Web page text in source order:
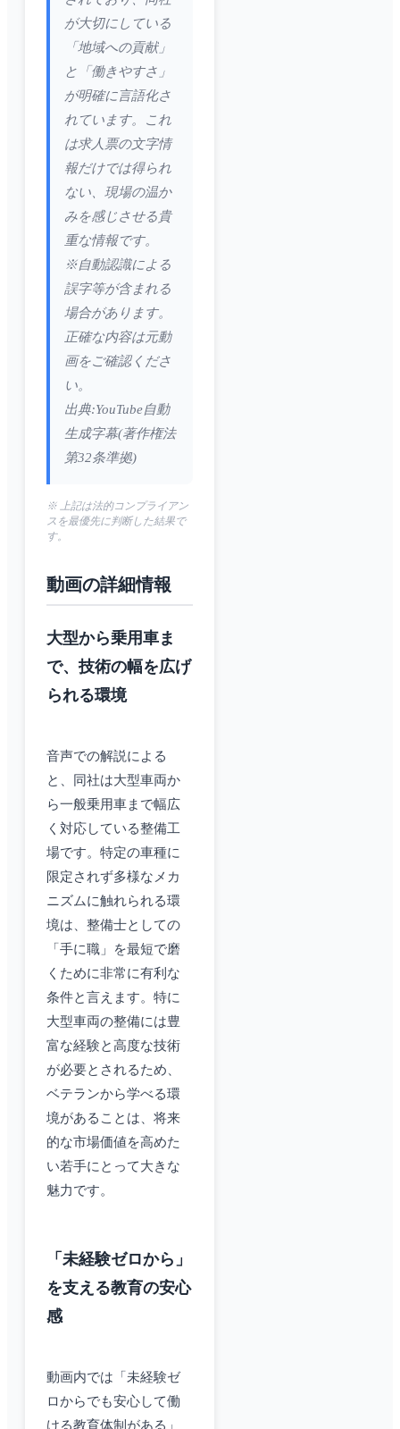
が大切にしている
「地域への貢献」
と「働きやすさ」
が明確に言語化さ
れています。これ
は求人票の文字情
報だけでは得られ
ない、現場の温か
みを感じさせる貴
重な情報です。
※自動認識による
誤字等が含まれる
場合があります。
正確な内容は元動
画をご確認くださ
い。
出典:YouTube自動
生成字幕(著作権法
第32条準拠)
※ 上記は法的コンプライアン
スを最優先に判断した結果で
す。
動画の詳細情報
大型から乗用車ま
で、技術の幅を広げ
られる環境
音声での解説による
と、同社は大型車両か
ら一般乗用車まで幅広
く対応している整備工
場です。特定の車種に
限定されず多様なメカ
ニズムに触れられる環
境は、整備士としての
「手に職」を最短で磨
くために非常に有利な
条件と言えます。特に
大型車両の整備には豊
富な経験と高度な技術
が必要とされるため、
ベテランから学べる環
境があることは、将来
的な市場価値を高めた
い若手にとって大きな
魅力です。
「未経験ゼロから」
を支える教育の安心
感
動画内では「未経験ゼ
ロからでも安心して働
ける教育体制がある」